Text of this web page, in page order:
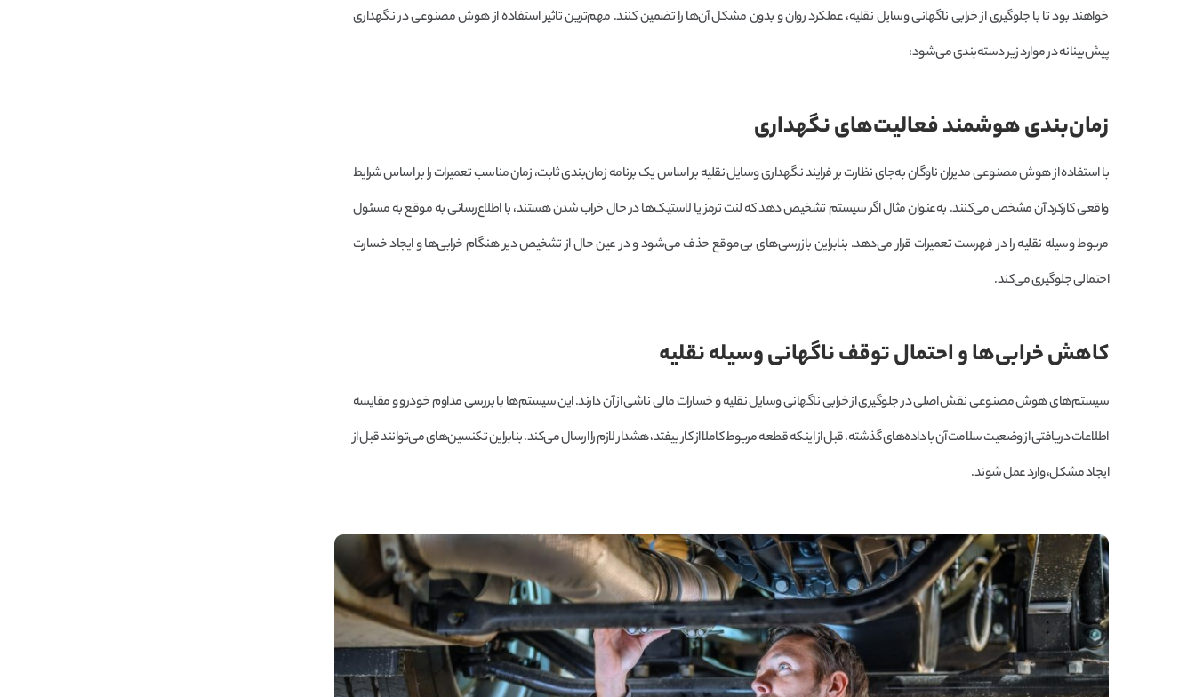
خواهند بود تا با جلوگیری از خرابی ناگهانی وسایل نقلیه، عملکرد روان و بدون مشکل آن‌ها را تضمین کنند. مهم‌ترین تاثیر استفاده از هوش مصنوعی در نگهداری
پیش‌بینانه در موارد زیر دسته‌بندی می‌شود:
زمان‌بندی هوشمند فعالیت‌های نگهداری
با استفاده از هوش مصنوعی مدیران ناوگان به‌جای نظارت بر فرایند نگهداری وسایل نقلیه بر اساس یک برنامه زمان‌بندی ثابت، زمان مناسب تعمیرات را بر اساس شرایط
واقعی کارکرد آن مشخص می‌کنند. به‌عنوان مثال اگر سیستم تشخیص دهد که لنت ترمز یا لاستیک‌ها در حال خراب شدن هستند، با اطلاع‌رسانی به موقع به مسئول
مربوط وسیله نقلیه را در فهرست تعمیرات قرار می‌دهد. بنابراین بازرسی‌های بی‌موقع حذف می‌شود و در عین حال از تشخیص دیر هنگام خرابی‌ها و ایجاد خسارت
احتمالی جلوگیری می‌کند.
کاهش خرابی‌ها و احتمال توقف ناگهانی وسیله نقلیه
سیستم‌های هوش مصنوعی نقش اصلی در جلوگیری از خرابی ناگهانی وسایل نقلیه و خسارات مالی ناشی از آن دارند. این سیستم‌ها با بررسی مداوم خودرو و مقایسه
اطلاعات دریافتی از وضعیت سلامت آن با داده‌های گذشته، قبل از اینکه قطعه مربوط کاملا از کار بیفتد، هشدار لازم را ارسال می‌کند. بنابراین تکنسین‌های می‌توانند قبل از
ایجاد مشکل، وارد عمل شوند.